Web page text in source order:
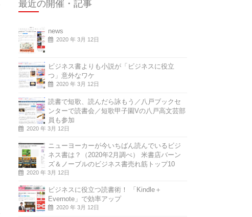
最近の開催・記事
news
2020 年 3月 12日
ビジネス書よりも小説が「ビジネスに役立
つ」意外なワケ
2020 年 3月 12日
読書で短歌、読んだら詠もう／八戸ブックセ
ンターで読書会／短歌甲子園Vの八戸高文芸部
員も参加
2020 年 3月 12日
ニューヨーカーが今いちばん読んでいるビジ
ネス書は？（2020年2月調べ） 米書店バーン
ズ＆ノーブルのビジネス書売れ筋トップ10
2020 年 3月 12日
ビジネスに役立つ読書術！ 「Kindle＋
Evernote」で効率アップ
2020 年 3月 12日